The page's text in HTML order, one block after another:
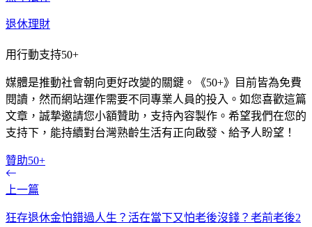
退休理財
用行動支持50+
媒體是推動社會朝向更好改變的關鍵。《50+》目前皆為免費
閱讀，然而網站運作需要不同專業人員的投入。如您喜歡這篇
文章，誠摯邀請您小額贊助，支持內容製作。希望我們在您的
支持下，能持續對台灣熟齡生活有正向啟發、給予人盼望！
贊助50+
上一篇
狂存退休金怕錯過人生？活在當下又怕老後沒錢？老前老後2